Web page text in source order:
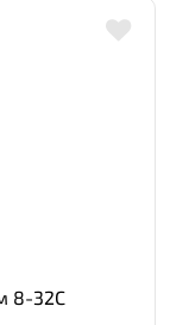
8-32C